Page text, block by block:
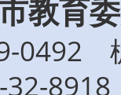
教育
0492
8918